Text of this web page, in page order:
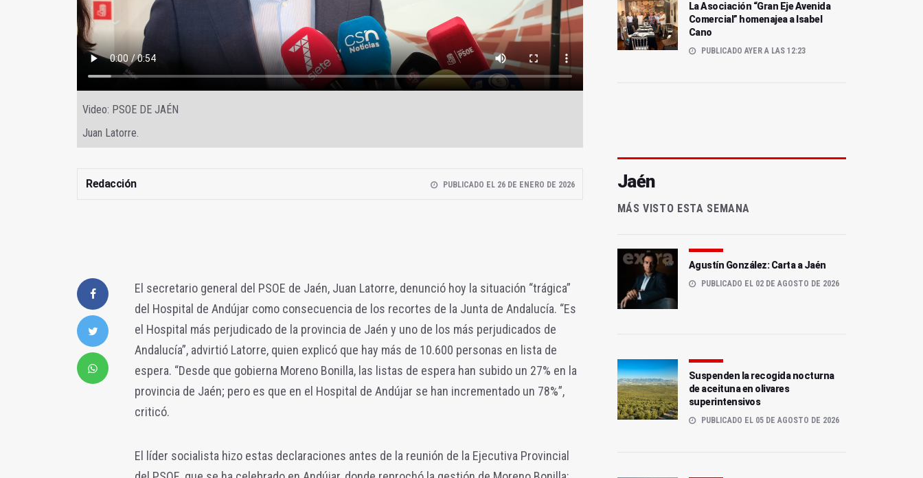
Video: PSOE DE JAÉN
Juan Latorre.
Redacción PUBLICADO EL 26 DE ENERO DE 2026
El secretario general del PSOE de Jaén, Juan Latorre, denunció hoy la situación “trágica”
del Hospital de Andújar como consecuencia de los recortes de la Junta de Andalucía. “Es
el Hospital más perjudicado de la provincia de Jaén y uno de los más perjudicados de
Andalucía”, advirtió Latorre, quien explicó que hay más de 10.600 personas en lista de
espera. “Desde que gobierna Moreno Bonilla, las listas de espera han subido un 27% en la
provincia de Jaén; pero es que en el Hospital de Andújar se han incrementado un 78%”,
criticó.
El líder socialista hizo estas declaraciones antes de la reunión de la Ejecutiva Provincial
La Asociación “Gran Eje Avenida
Comercial” homenajea a Isabel
Cano
PUBLICADO AYER A LAS 12:23
Jaén
MÁS VISTO ESTA SEMANA
Agustín González: Carta a Jaén
PUBLICADO EL 02 DE AGOSTO DE 2026
Suspenden la recogida nocturna
de aceituna en olivares
superintensivos
PUBLICADO EL 05 DE AGOSTO DE 2026